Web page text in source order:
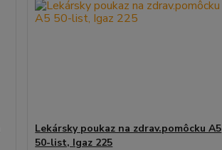
Lekársky poukaz na zdrav.pomôcku A5
50-list, Igaz 225